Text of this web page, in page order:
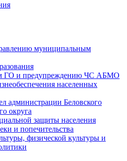
муниципальным
ГО и предупреждению ЧС АБМО
населенных
администрации Беловского
округа
защиты населения
и попечительства
физической культуры и